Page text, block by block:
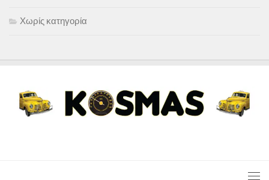
Χωρίς κατηγορία